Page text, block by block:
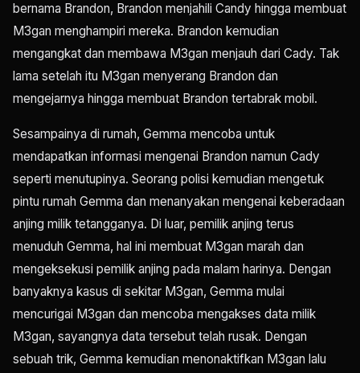
bernama Brandon, Brandon menjahili Candy hingga membuat
M3gan menghampiri mereka. Brandon kemudian
mengangkat dan membawa M3gan menjauh dari Cady. Tak
lama setelah itu M3gan menyerang Brandon dan
mengejarnya hingga membuat Brandon tertabrak mobil.
Sesampainya di rumah, Gemma mencoba untuk
mendapatkan informasi mengenai Brandon namun Cady
seperti menutupinya. Seorang polisi kemudian mengetuk
pintu rumah Gemma dan menanyakan mengenai keberadaan
anjing milik tetangganya. Di luar, pemilik anjing terus
menuduh Gemma, hal ini membuat M3gan marah dan
mengeksekusi pemilik anjing pada malam harinya. Dengan
banyaknya kasus di sekitar M3gan, Gemma mulai
mencurigai M3gan dan mencoba mengakses data milik
M3gan, sayangnya data tersebut telah rusak. Dengan
sebuah trik, Gemma kemudian menonaktifkan M3gan lalu